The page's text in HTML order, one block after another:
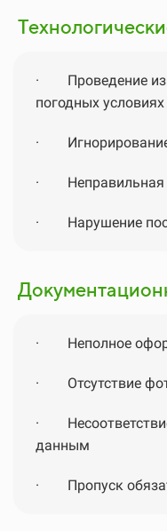
·
Проведение
погодных условиях
·
·
· Нарушение
· Неполное
· Отсутствие
·
данным
· Пропуск